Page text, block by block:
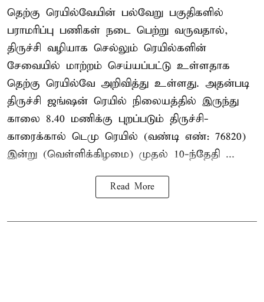
தெற்கு ரெயில்வேயின் பல்வேறு பகுதிகளில்
பராமரிப்பு பணிகள் நடை பெற்று வருவதால்,
திருச்சி வழியாக செல்லும் ரெயில்களின்
சேவையில் மாற்றம் செய்யப்பட்டு உள்ளதாக
தெற்கு ரெயில்வே அறிவித்து உள்ளது. அதன்படி
திருச்சி ஜங்ஷன் ரெயில் நிலையத்தில் இருந்து
காலை 8.40 மணிக்கு புறப்படும் திருச்சி-
காரைக்கால் டெமு ரெயில் (வண்டி எண்: 76820)
இன்று (வெள்ளிக்கிழமை) முதல் 10-ந்தேதி ...
Read More